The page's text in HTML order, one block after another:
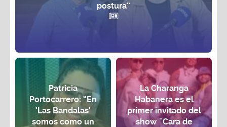
postura”
Patricia
Portocarrero: “En
'Las Bandalas'
somos como un
La Charanga
Habanera es el
primer invitado del
show ¨Cara de